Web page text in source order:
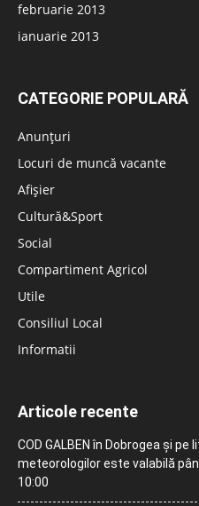
februarie 2013
ianuarie 2013
CATEGORIE POPULARĂ
Anunțuri
Locuri de muncă vacante
Afișier
Cultură&Sport
Social
Compartiment Agricol
Utile
Consiliul Local
Informatii
Articole recente
COD GALBEN în Dobrogea și
meteorologilor este valabilă
10:00